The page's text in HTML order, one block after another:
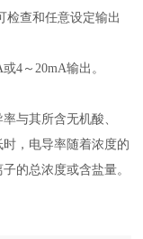
检查和任意设定输出
4～20mA输出。
与其所含无机酸、
，电导率随着浓度的
的总浓度或含盐量。